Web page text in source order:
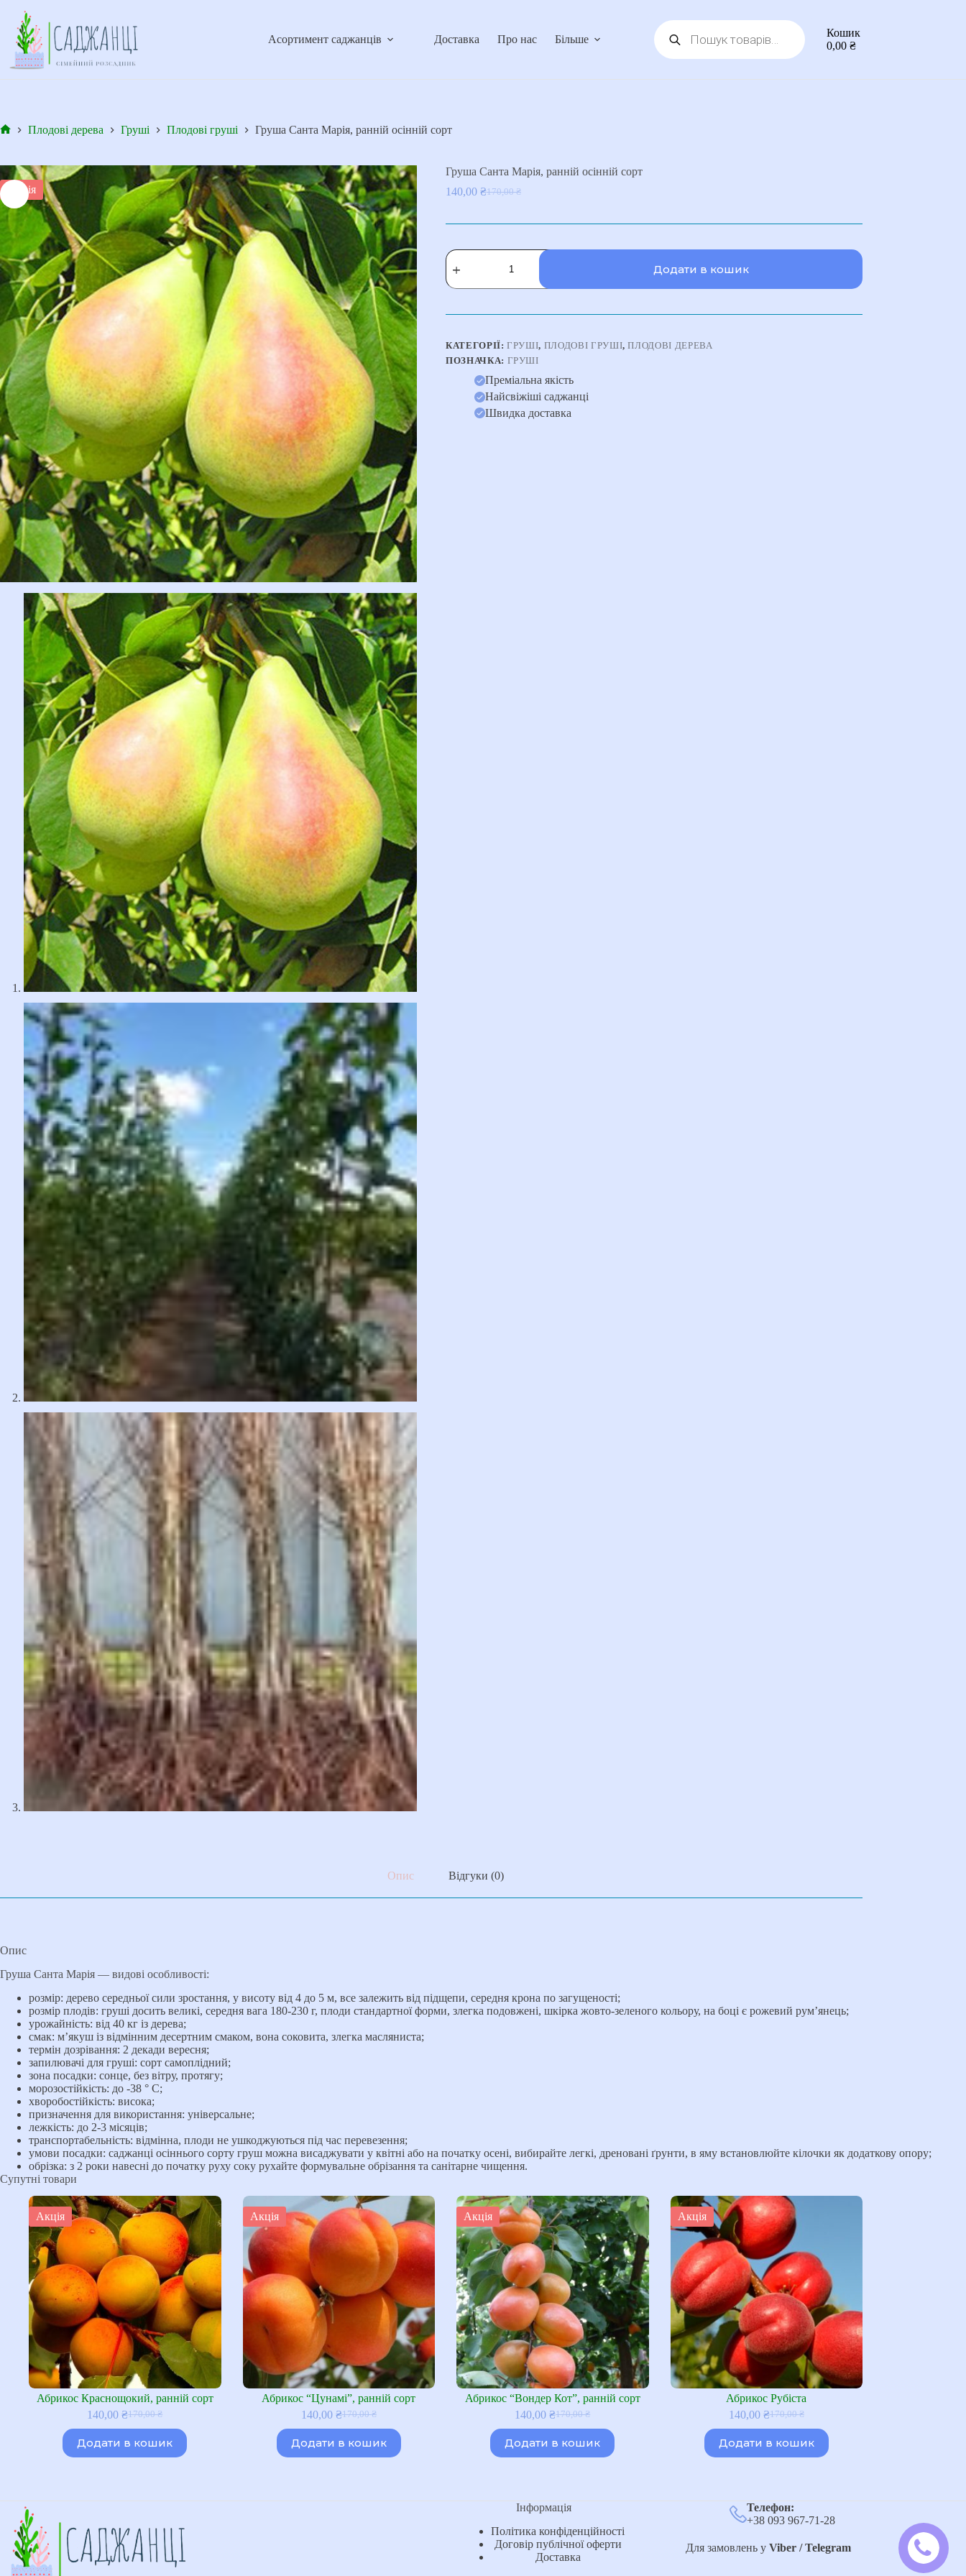
вмісту
Асортимент саджанців Доставка Про нас Більше
Пошук
товарів
Кошик
0,00 ₴
Плодові дерева Груші Плодові груші Груша Санта Марія, ранній осінній сорт
Акція
Груша Санта Марія, ранній осінній сорт
170,00₴
Оригінальна
170,00 ₴.
140,00 ₴Поточна
140,00 ₴.
Груша
Санта
Марія,
ранній
сорт
Додати в кошик
КАТЕГОРІЇ:ГРУШІ, ПЛОДОВІ ГРУШІ,ПЛОДОВІ ДЕРЕВА
ПОЗНАЧКА: ГРУШІ
Преміальна якість
Найсвіжіші саджанці
Швидка доставка
Опис Відгуки (0)
Опис
Груша Санта Марія — видові особливості:
розмір: дерево середньої сили зростання, у висоту від 4 до 5 м, все залежить від підщепи, середня крона по загущеності;
розмір плодів: груші досить великі, середня вага 180-230 г, плоди стандартної форми, злегка подовжені, шкірка жовто-зеленого кольору, на боці є рожевий рум’янець;
урожайність: від 40 кг із дерева;
смак: м’якуш із відмінним десертним смаком, вона соковита, злегка масляниста;
термін дозрівання: 2 декади вересня;
запилювачі для груші: сорт самоплідний;
зона посадки: сонце, без вітру, протягу;
морозостійкість: до -38 ° С;
хворобостійкість: висока;
призначення для використання: універсальне;
лежкість: до 2-3 місяців;
транспортабельність: відмінна, плоди не ушкоджуються під час перевезення;
умови посадки: саджанці осіннього сорту груш можна висаджувати у квітні або на початку осені, вибирайте легкі, дреновані ґрунти, в яму встановлюйте кілочки як додаткову опору;
обрізка: з 2 роки навесні до початку руху соку рухайте формувальне обрізання та санітарне чищення.
Супутні товари
Акція
Абрикос Краснощокий, ранній сорт
170,00₴
Оригінальна
ціна:
170,00 ₴.
140,00₴Поточна
ціна:
140,00 ₴.
Додати в кошик
Акція
Абрикос “Цунамі”, ранній сорт
170,00₴
Оригінальна
ціна:
170,00 ₴.
140,00 ₴Поточна
ціна:
140,00 ₴.
Додати в кошик
Акція
Абрикос “Вондер Кот”, ранній сорт
170,00₴
Оригінальна
ціна:
170,00 ₴.
140,00₴Поточна
ціна:
140,00 ₴.
Додати в кошик
Акція
Абрикос Рубіста
170,00₴
Оригінальна
ціна:
170,00 ₴.
140,00 ₴Поточна
ціна:
140,00 ₴.
Додати в кошик
Інформація
Політика конфіденційності
Договір публічної оферти
Доставка
Телефон:
+38 093 967-71-28
Для замовлень у Viber / Telegram